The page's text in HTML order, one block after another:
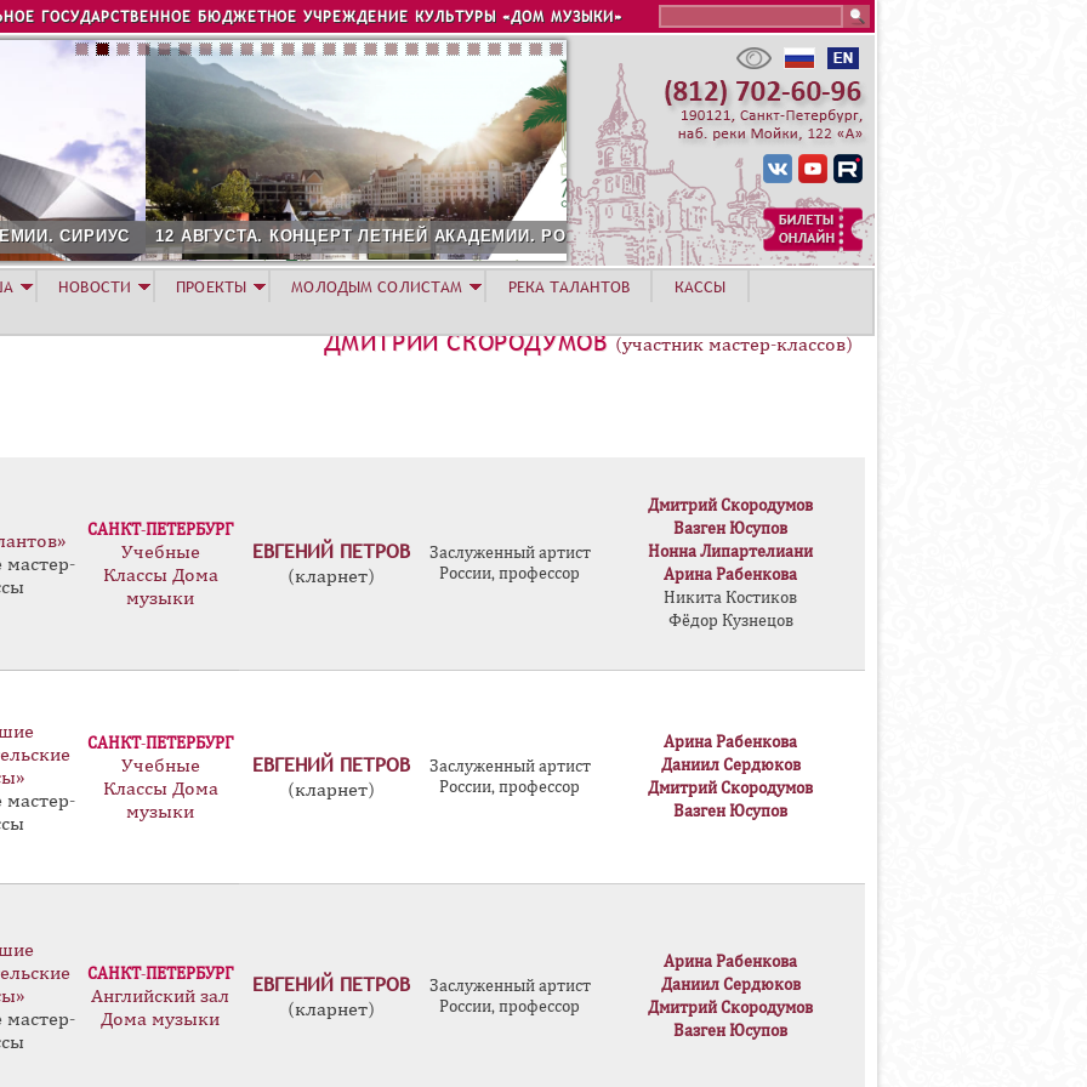
Jump to navigation
ГОСУДАРСТВЕННОЕ БЮДЖЕТНОЕ УЧРЕЖДЕНИЕ КУЛЬТУРЫ «ДОМ МУЗЫКИ»
АВГУСТА. КОНЦЕРТ ЛЕТНЕЙ АКАДЕМИИ. РОЗА ХУТОР
ДМИТРИЙ СКОРОДУМОВ(участник мастер-классов)
САНКТ-ПЕТЕРБУРГ
Учебные
Классы Дома
музыки
ЕВГЕНИЙ ПЕТРОВ
(кларнет)
Заслуженный артист
России, профессор
Дмитрий Скородумов
Вазген Юсупов
Нонна Липартелиани
Арина Рабенкова
Никита Костиков
Фёдор Кузнецов
САНКТ-ПЕТЕРБУРГ
Учебные
Классы Дома
музыки
ЕВГЕНИЙ ПЕТРОВ
(кларнет)
Заслуженный артист
России, профессор
Арина Рабенкова
Даниил Сердюков
Дмитрий Скородумов
Вазген Юсупов
САНКТ-ПЕТЕРБУРГ
Английский зал
Дома музыки
ЕВГЕНИЙ ПЕТРОВ
(кларнет)
Заслуженный артист
России, профессор
Арина Рабенкова
Даниил Сердюков
Дмитрий Скородумов
Вазген Юсупов
НОВОСТИ ПРОЕКТЫ МОЛОДЫМ СОЛИСТАМ РЕКА ТАЛАНТОВ
КАССЫ